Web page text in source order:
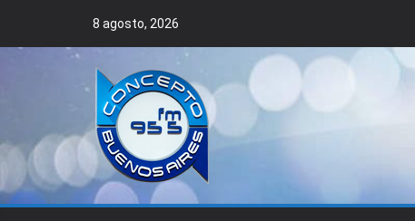
8 agosto, 2026